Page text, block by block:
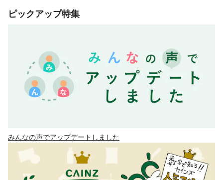
ピックアップ特集
みんなの声でアップデートしました